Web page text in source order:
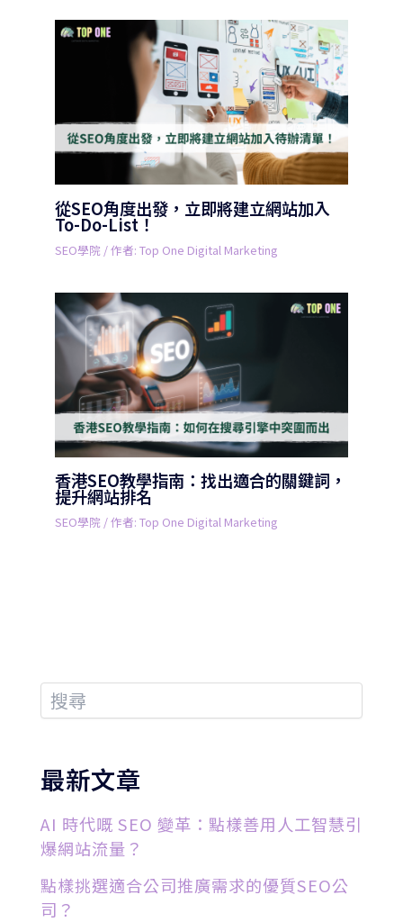
從SEO角度出發，立即將建立網站加入
To-Do-List！
SEO學院 / 作者:Top One Digital Marketing
香港SEO教學指南：找出適合的關鍵詞，
提升網站排名
SEO學院 / 作者:Top One Digital Marketing
最新文章
AI 時代嘅 SEO 變革：點樣善用人工智慧引
爆網站流量？
點樣挑選適合公司推廣需求的優質SEO公
司？